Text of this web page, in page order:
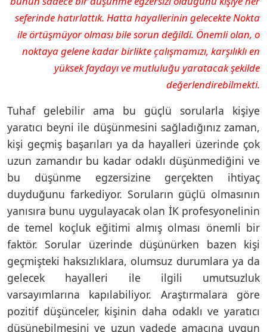
seferinde hatırlattık. Hatta hayallerinin gelecekte Nokta
ile örtüşmüyor olması bile sorun değildi. Önemli olan, o
noktaya gelene kadar birlikte çalışmamızı, karşılıklı en
yüksek faydayı ve mutluluğu yaratacak şekilde
değerlendirebilmekti.
Tuhaf gelebilir ama bu güçlü sorularla kişiye
yaratıcı beyni ile düşünmesini sağladığınız zaman,
kişi geçmiş başarıları ya da hayalleri üzerinde çok
uzun zamandır bu kadar odaklı düşünmediğini ve
bu düşünme egzersizine gerçekten ihtiyaç
duyduğunu farkediyor. Soruların güçlü olmasının
yanısıra bunu uygulayacak olan İK profesyonelinin
de temel koçluk eğitimi almış olması önemli bir
faktör. Sorular üzerinde düşünürken bazen kişi
geçmişteki haksızlıklara, olumsuz durumlara ya da
gelecek hayalleri ile ilgili umutsuzluk
varsayımlarına kapılabiliyor. Araştırmalara göre
pozitif düşünceler, kişinin daha odaklı ve yaratıcı
düşünebilmesini ve uzun vadede amacına uygun